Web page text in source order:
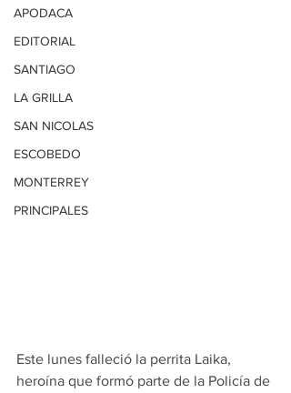
APODACA
EDITORIAL
SANTIAGO
LA GRILLA
SAN NICOLAS
ESCOBEDO
MONTERREY
PRINCIPALES
Este lunes falleció la perrita Laika,
heroína que formó parte de la Policía de